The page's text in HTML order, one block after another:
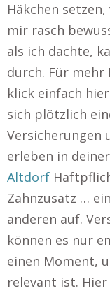
Häkchen
mir rasch
als ich dachte,
durch. Für mehr
klick einfach
sich plötzlich
Versicherungen
erleben in
Altdorf
Zahnzusatz …
anderen auf.
können es nur
einen Moment,
relevant ist.